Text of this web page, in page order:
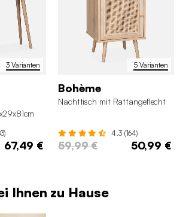
3 Varianten
67,49 €
5 Varianten
Bohème
Nachttisch mit Rattangeflecht
4.3 (164)
59,99 € 50,99 €
Ihnen zu Hause